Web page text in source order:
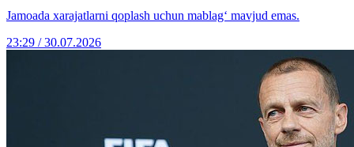
Jamoada xarajatlarni qoplash uchun mablag‘ mavjud emas.
23:29 / 30.07.2026